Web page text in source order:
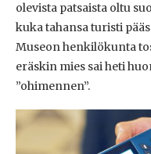
olevista patsaista oltu
kuka tahansa turisti
Museon henkilökunta
eräskin mies sai heti
”ohimennen”.